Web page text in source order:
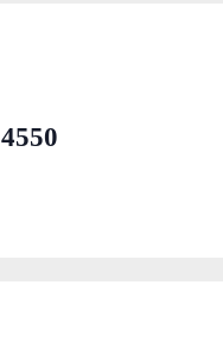
4550 824 514 1 +